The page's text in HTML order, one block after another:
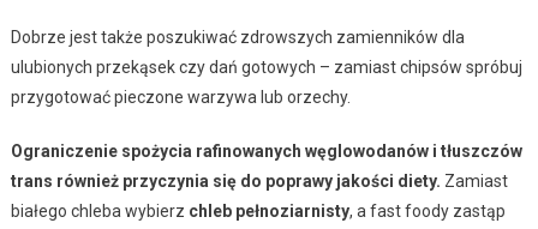
Dobrze jest także poszukiwać zdrowszych zamienników dla
ulubionych przekąsek czy dań gotowych – zamiast chipsów spróbuj
przygotować pieczone warzywa lub orzechy.
Ograniczenie spożycia rafinowanych węglowodanów i tłuszczów
trans również przyczynia się do poprawy jakości diety. Zamiast
białego chleba wybierz chleb pełnoziarnisty, a fast foody zastąp